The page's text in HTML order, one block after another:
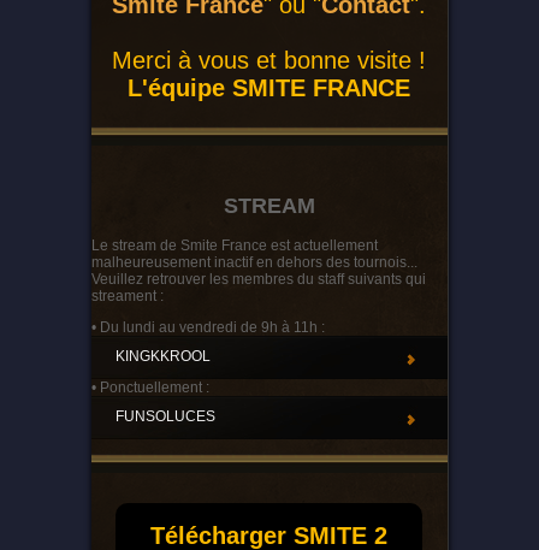
Smite France" ou "Contact".
Merci à vous et bonne visite !
L'équipe SMITE FRANCE
STREAM
Le stream de Smite France est actuellement
malheureusement inactif en dehors des tournois...
Veuillez retrouver les membres du staff suivants qui
streament :
• Du lundi au vendredi de 9h à 11h :
KINGKKROOL
• Ponctuellement :
FUNSOLUCES
Télécharger SMITE 2